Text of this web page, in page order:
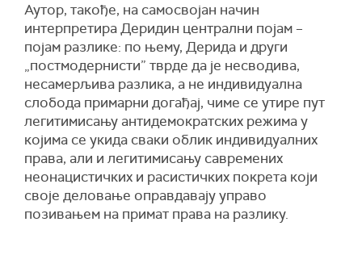
Аутор, такође, на самосвојан начин
интерпретира Деридин централни појам –
појам разлике: по њему, Дерида и други
„постмодернисти” тврде да је несводива,
несамерљива разлика, а не индивидуална
слобода примарни догађај, чиме се утире пут
легитимисању антидемократских режима у
којима се укида сваки облик индивидуалних
права, али и легитимисању савремених
неонацистичких и расистичких покрета који
своје деловање оправдавају управо
позивањем на примат права на разлику.